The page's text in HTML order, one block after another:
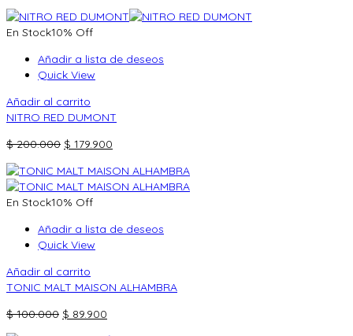
original
era:
$ 520.000.
actual
$ 494.900.
En Stock10% Off
Añadir a lista de deseos
Quick View
Añadir al carrito
NITRO RED DUMONT
$200.000 El
original
era:
$ 200.000.
$ 179.900
actual
es:
En Stock10% Off
Añadir a lista de deseos
Quick View
Añadir al carrito
TONIC MALT MAISON ALHAMBRA
$100.000 El
$ 89.900